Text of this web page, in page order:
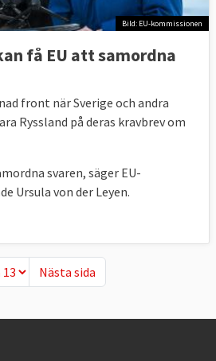
Bild: EU-kommissionen
få EU att samordna
front när Sverige och andra
Ryssland på deras kravbrev om
svaren, säger EU-
Ursula von der Leyen.
Nästa sida
Nästa sida